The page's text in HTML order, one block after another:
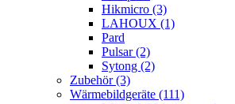
Hikmicro (3)
LAHOUX (1)
Pard
Pulsar (2)
Sytong (2)
Zubehör (3)
Wärmebildgeräte (111)